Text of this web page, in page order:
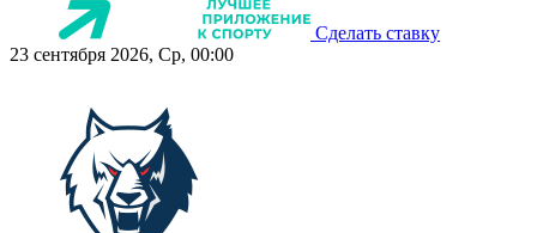
Сделать ставку
23 сентября 2026, Ср, 00:00